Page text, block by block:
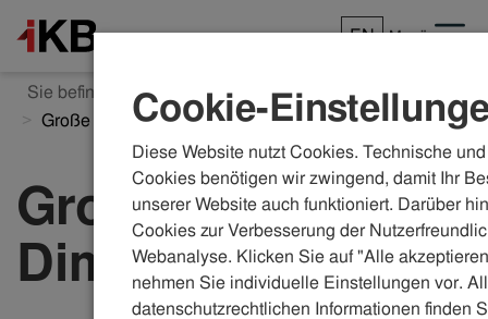
EN Menü
Sie befinden sich hier: ikb.at Karriere
Einblicke
Große Dimensionen
Große
Dimensionen
Cookie-
Diese Website nutzt Cookies. Technische
Cookies benötigen wir zwingend, damit Ihr
unserer Website auch funktioniert. Darüber
Cookies zur Verbesserung der
Webanalyse. Klicken Sie auf "Alle
nehmen Sie individuelle Einstellungen vor.
datenschutzrechtlichen Informationen finden